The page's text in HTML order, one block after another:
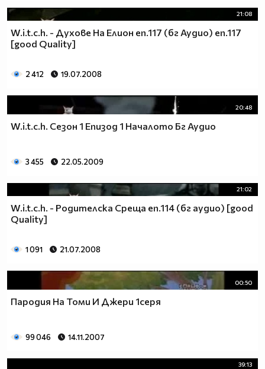
21:08
W.i.t.c.h. - Духове На Елион еп.117 (бг Аудио) еп.117
[good Quality]
2 412 19.07.2008
20:48
W.i.t.c.h. Сезон 1 Епизод 1 Началото Бг Аудио
3 455 22.05.2009
21:02
W.i.t.c.h. - Родителска Среща еп.114 (бг аудио) [good
Quality]
1 091 21.07.2008
00:50
Пародия На Томи И Джери 1серя
99 046 14.11.2007
39:13